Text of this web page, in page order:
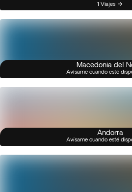
1 Viajes
Macedonia del
Avísame cuando esté
Andorra
Avísame cuando esté